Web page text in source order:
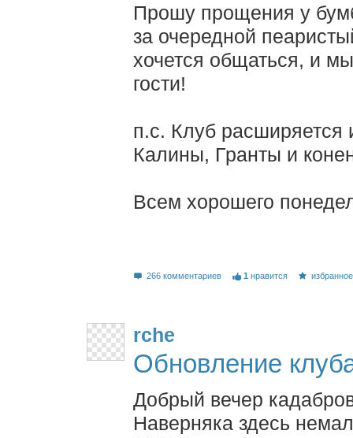
Прошу прощения у
за очередной
хочется общаться, и
гости!
п.с. Клуб
Калины, Гранты и
Всем хорошего
266 комментариев 1 нравится избранное
rche
Обновление
Добрый вечер
Наверняка здесь